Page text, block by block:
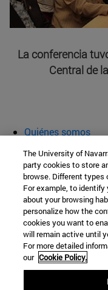
La conferencia
Central de
Quiénes somos
Aula abierta
Cátedra de
Facultad de Filosofía y
Campus Universitario s/n
The University of
party cookies to store
browse. Different types
For example, to identify
about your browsing
personalize how the
cookies you want to
will remain active until
For more detailed
our Cookie Policy.